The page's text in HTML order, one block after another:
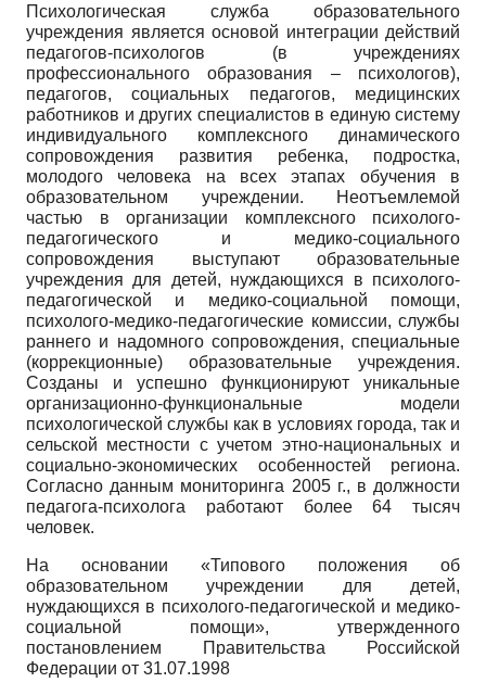
Психологическая служба образовательного
учреждения является основой интеграции действий
педагогов-психологов (в учреждениях
профессионального образования – психологов),
педагогов, социальных педагогов, медицинских
работников и других специалистов в единую систему
индивидуального комплексного динамического
сопровождения развития ребенка, подростка,
молодого человека на всех этапах обучения в
образовательном учреждении. Неотъемлемой
частью в организации комплексного психолого-
педагогического и медико-социального
сопровождения выступают образовательные
учреждения для детей, нуждающихся в психолого-
педагогической и медико-социальной помощи,
психолого-медико-педагогические комиссии, службы
раннего и надомного сопровождения, специальные
(коррекционные) образовательные учреждения.
Созданы и успешно функционируют уникальные
организационно-функциональные модели
психологической службы как в условиях города, так и
сельской местности с учетом этно-национальных и
социально-экономических особенностей региона.
Согласно данным мониторинга 2005 г., в должности
педагога-психолога работают более 64 тысяч
человек.
На основании «Типового положения об
образовательном учреждении для детей,
нуждающихся в психолого-педагогической и медико-
социальной помощи», утвержденного
постановлением Правительства Российской
Федерации от 31.07.1998